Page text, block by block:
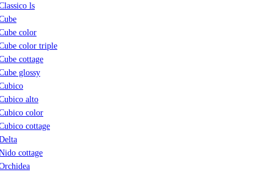
ls
color
color triple
cottage
glossy
alto
color
cottage
cottage